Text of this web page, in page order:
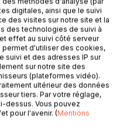
journaliste sportif
sont nés dans
livre ici les anecdotes
Longjumeau dans la
Puy de Dôme et
de cette époque
du trafic aérien
la tuaille du cochon à
barbarie de son grand-
digitales, ainsi que le suivi
des visites sur notre site et la
des technologies de suivi à
effet au suivi côté serveur
permet d'utiliser des cookies,
suivi et des adresses IP sur
sur notre site des
(plateformes vidéo).
ultérieur des données
tiers. Par votre réglage,
dessus. Vous pouvez
pour l'avenir. (Mentions